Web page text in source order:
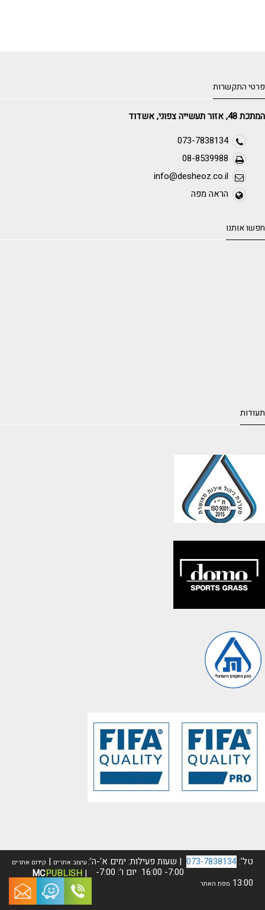
פרטי התקשרות
המתכת 48, אזור תעשייה צפוני, אשדוד
073-7838134
08-8539988
info@desheoz.co.il
הראה מפה
חפשו אותנו
תעודות
עיצוב אתרים | קידום אתרים
|
MCPUBLISH
טל':073-7838134 | שעות פעילות: ימים א'-ה':
7:00- 16:00 יום ו': 7:00-
13:00 מפת האתר